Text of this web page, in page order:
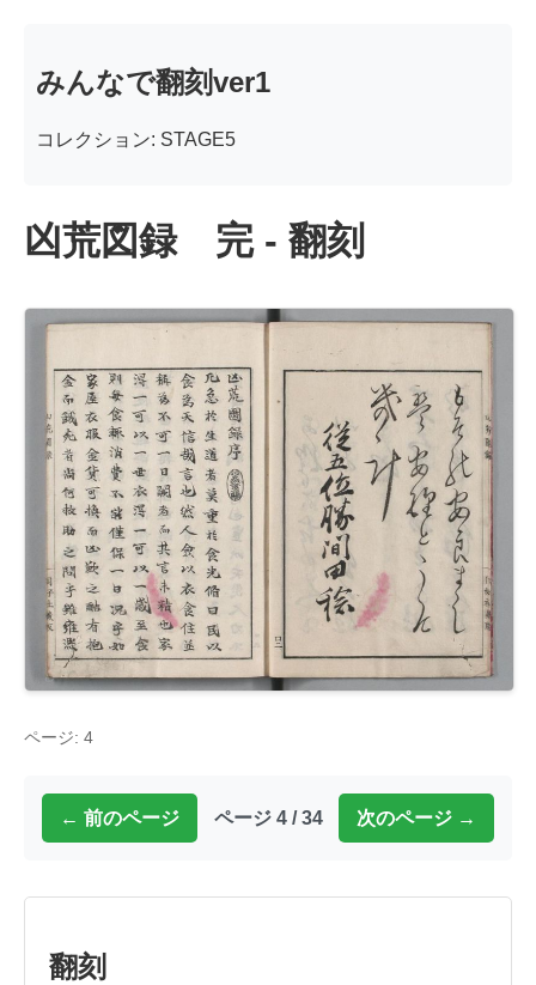
みんなで翻刻ver1
コレクション: STAGE5
凶荒図録 完 - 翻刻
ページ: 4
← 前のページ ページ 4 / 34 次のページ →
翻刻